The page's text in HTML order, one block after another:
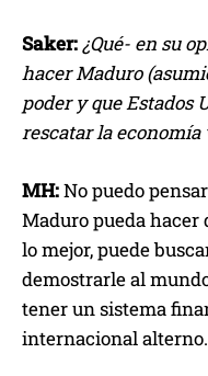
Saker:¿Qué- en su
hacer Maduro
poder y que Estados
rescatar la economía
MH:No puedo
Maduro pueda hacer
lo mejor, puede
demostrarle al
tener un sistema
internacional alterno.